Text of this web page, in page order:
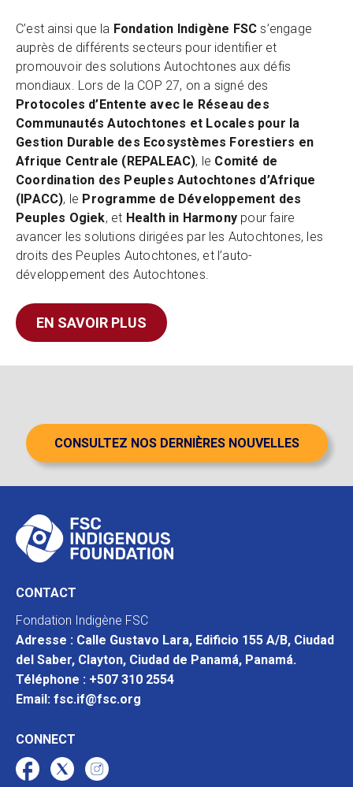
C’est ainsi que la Fondation Indigène FSC s’engage
auprès de différents secteurs pour identifier et
promouvoir des solutions Autochtones aux défis
mondiaux. Lors de la COP 27, on a signé des
Protocoles d’Entente avec le Réseau des
Communautés Autochtones et Locales pour la
Gestion Durable des Ecosystèmes Forestiers en
Afrique Centrale (REPALEAC), le Comité de
Coordination des Peuples Autochtones d’Afrique
(IPACC), le Programme de Développement des
Peuples Ogiek, et Health in Harmony pour faire
avancer les solutions dirigées par les Autochtones, les
droits des Peuples Autochtones, et l’auto-
développement des Autochtones.
EN SAVOIR PLUS
CONSULTEZ NOS DERNIÈRES NOUVELLES
CONTACT
Fondation Indigène FSC
Adresse : Calle Gustavo Lara, Edificio 155 A/B, Ciudad
del Saber, Clayton, Ciudad de Panamá, Panamá.
Téléphone : +507 310 2554
Email: fsc.if@fsc.org
CONNECT